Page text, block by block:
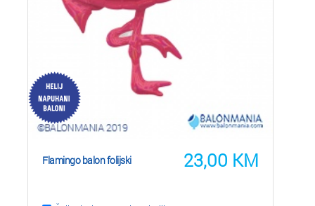
23,00 KM
Flamingo balon folijski